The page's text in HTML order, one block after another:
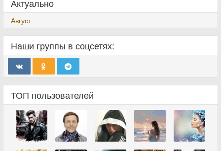
Актуально
Август
Наши группы в соцсетях:
ТОП пользователей